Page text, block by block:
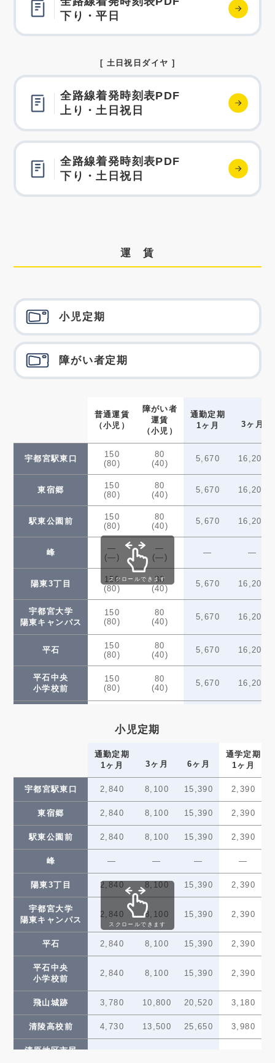
下り・平日
[ 土日祝日ダイヤ ]
全路線着発時刻表PDF
上り・土日祝日
全路線着発時刻表PDF
下り・土日祝日
運 賃
小児定期
障がい者定期
普通運賃
（小児）
障がい者
運賃
（小児）
通勤定期
1ヶ月
3ヶ月
宇都宮駅東口
150
(80)
80
(40)
5,670 16,200
東宿郷
150
(80)
80
(40)
5,670 16,200
駅東公園前
150
(80)
80
(40)
5,670 16,200
峰
—
(—)
—
(—)
— —
陽東3丁目
150
(80)
80
(40)
5,670 16,200
宇都宮大学
陽東キャンパス
150
(80)
80
(40)
5,670 16,200
平石
150
(80)
80
(40)
5,670 16,200
平石中央
小学校前
150
(80)
80
(40)
5,670 16,200
(130)
27,000
清原地区市民
センター前
250
(130)
130
(70)
9,450 27,000
グリーン
300
150
11,340 32,400
ゆいの杜西 11,340 32,400
ゆいの杜中央
300
(150)
150
(80)
11,340 32,400
ゆいの杜東
(180)
(90)
13,230 37,800
芳賀台
350
(180)
180
(90)
13,230 37,800
芳賀町工業団地
管理センター前
350
180
13,230 37,800
かしの森
公園前
350
(180)
180
(90)
芳賀・高根沢
工業団地
350
180
スクロールできます
小児定期
通勤定期
1ヶ月
3ヶ月 6ヶ月
通学定期
1ヶ月
宇都宮駅東口 2,840 8,100 15,390 2,390
東宿郷 2,840 8,100 15,390 2,390
駅東公園前 2,840 8,100 15,390 2,390
峰 — — — —
陽東3丁目 2,840 8,100 15,390 2,390
宇都宮大学
陽東キャンパス
2,840 8,100 15,390 2,390
平石 2,840 8,100 15,390 2,390
平石中央
小学校前
2,840 8,100 15,390 2,390
飛山城跡 3,780 10,800 20,520 3,180
清陵高校前 4,730 13,500 25,650 3,980
清原地区市民
スクロールできます